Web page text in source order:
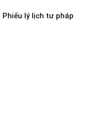
Phiếu lý lịch tư pháp